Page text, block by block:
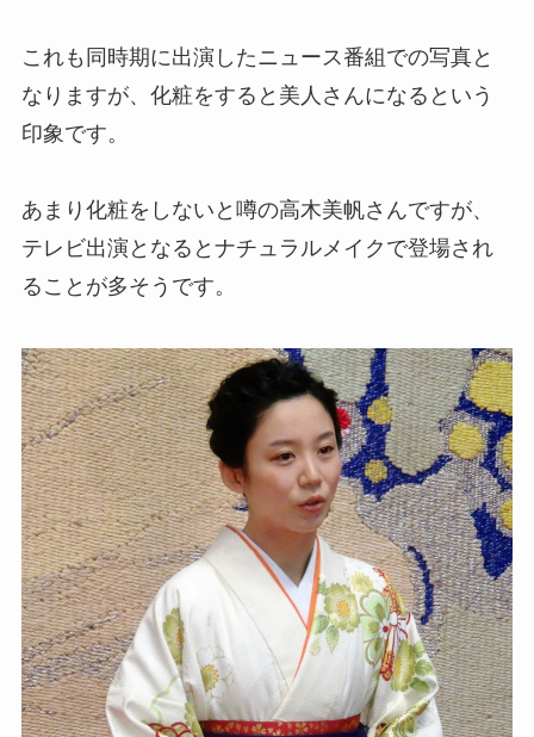
これも同時期に出演したニュース番組での写真と
なりますが、化粧をすると美人さんになるという
印象です。
あまり化粧をしないと噂の高木美帆さんですが、
テレビ出演となるとナチュラルメイクで登場され
ることが多そうです。